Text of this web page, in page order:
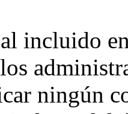
incluido
ningún